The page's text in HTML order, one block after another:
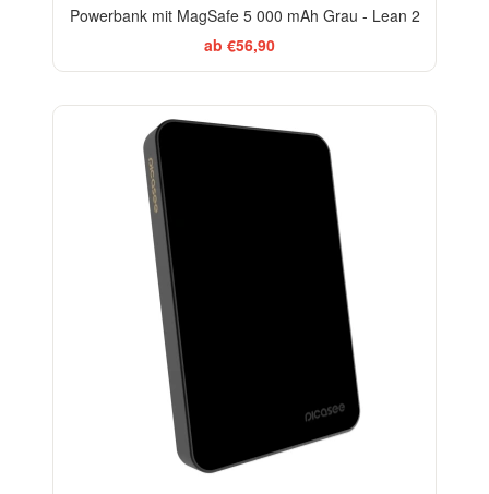
Powerbank mit MagSafe 5 000 mAh Grau - Lean 2
ab €56,90